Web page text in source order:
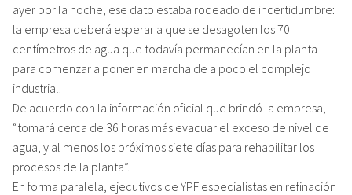
ayer por la noche, ese dato estaba rodeado de incertidumbre:
la empresa deberá esperar a que se desagoten los 70
centímetros de agua que todavía permanecían en la planta
para comenzar a poner en marcha de a poco el complejo
industrial.
De acuerdo con la información oficial que brindó la empresa,
“tomará cerca de 36 horas más evacuar el exceso de nivel de
agua, y al menos los próximos siete días para rehabilitar los
procesos de la planta”.
En forma paralela, ejecutivos de YPF especialistas en refinación